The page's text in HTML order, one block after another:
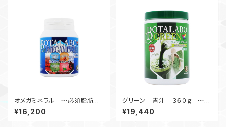
オメガミネラル ～必須脂肪酸
と植物ミネラルを配合した栄養
素のフルコース～
¥16,200
グリーン 青汁 ３６０ｇ ～酵
素が生きてる完全無農薬・自然
農法の大麦若葉エキス粉末～
¥19,440